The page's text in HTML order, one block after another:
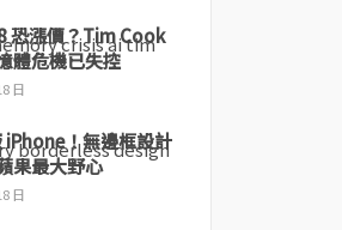
恐漲價？Tim Cook
體危機已失控
日
iPhone！無邊框設計
果最大野心
日